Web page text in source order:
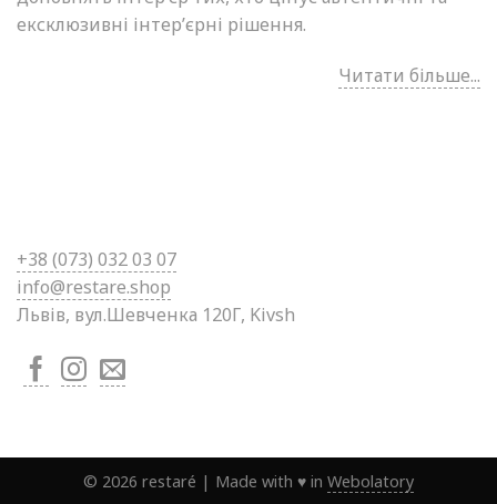
ексклюзивні інтер’єрні рішення.
Читати більше...
+38 (073) 032 03 07
info@restare.shop
Львів, вул.Шевченка 120Г, Kivsh
© 2026 restaré | Made with ♥ in Webolatory